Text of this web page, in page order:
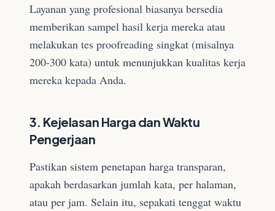
Layanan yang profesional biasanya bersedia
memberikan sampel hasil kerja mereka atau
melakukan tes proofreading singkat (misalnya
200-300 kata) untuk menunjukkan kualitas kerja
mereka kepada Anda.
3. Kejelasan Harga dan Waktu
Pengerjaan
Pastikan sistem penetapan harga transparan,
apakah berdasarkan jumlah kata, per halaman,
atau per jam. Selain itu, sepakati tenggat waktu